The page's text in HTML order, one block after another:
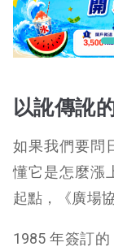
以訛傳訛
如果我們要問
懂它是怎麼漲
起點，《廣場
1985 年簽訂